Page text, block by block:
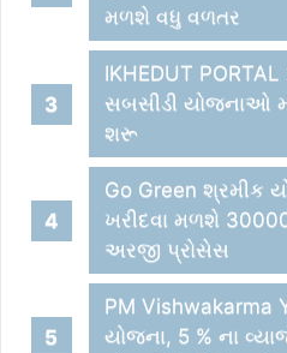
મળશે વધુ વળતર
IKHEDUT
સબસીડી યોજનાઓ
શરૂ
Go Green શ્રમીક
ખરીદવા મળશે
અરજી પ્રોસેસ
PM Vishwakarma
યોજના, 5 % ના